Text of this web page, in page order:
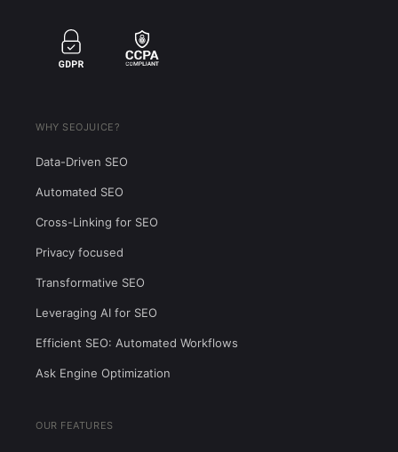
WHY SEOJUICE?
Data-Driven SEO
Automated SEO
Cross-Linking for SEO
Privacy focused
Transformative SEO
Leveraging AI for SEO
Efficient SEO: Automated Workflows
Ask Engine Optimization
OUR FEATURES